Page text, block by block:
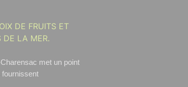
DE FRUITS ET
DE LA MER.
met un point
fournissent